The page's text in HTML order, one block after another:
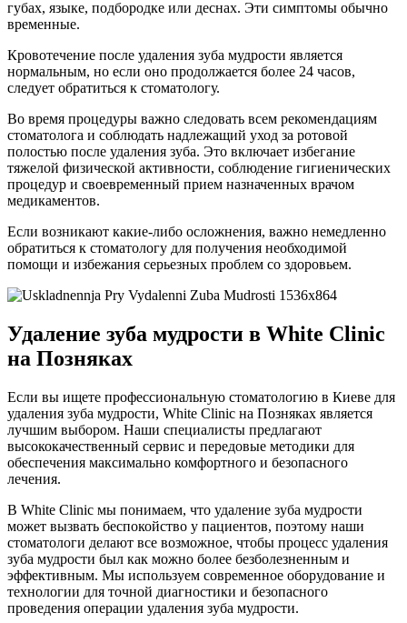
губах, языке, подбородке или деснах. Эти симптомы обычно
временные.
Кровотечение после удаления зуба мудрости является
нормальным, но если оно продолжается более 24 часов,
следует обратиться к стоматологу.
Во время процедуры важно следовать всем рекомендациям
стоматолога и соблюдать надлежащий уход за ротовой
полостью после удаления зуба. Это включает избегание
тяжелой физической активности, соблюдение гигиенических
процедур и своевременный прием назначенных врачом
медикаментов.
Если возникают какие-либо осложнения, важно немедленно
обратиться к стоматологу для получения необходимой
помощи и избежания серьезных проблем со здоровьем.
Удаление зуба мудрости в White Clinic
на Позняках
Если вы ищете профессиональную стоматологию в Киеве для
удаления зуба мудрости, White Clinic на Позняках является
лучшим выбором. Наши специалисты предлагают
высококачественный сервис и передовые методики для
обеспечения максимально комфортного и безопасного
лечения.
В White Clinic мы понимаем, что удаление зуба мудрости
может вызвать беспокойство у пациентов, поэтому наши
стоматологи делают все возможное, чтобы процесс удаления
зуба мудрости был как можно более безболезненным и
эффективным. Мы используем современное оборудование и
технологии для точной диагностики и безопасного
проведения операции удаления зуба мудрости.